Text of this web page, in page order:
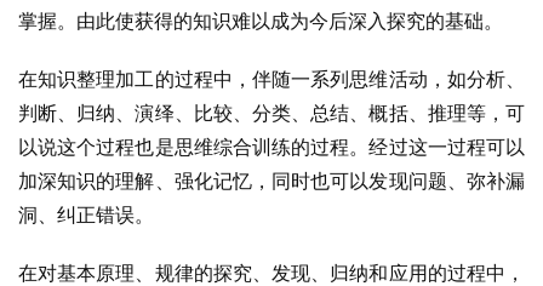
掌握。由此使获得的知识难以成为今后深入探究的基础。
在知识整理加工的过程中，伴随一系列思维活动，如分析、
判断、归纳、演绎、比较、分类、总结、概括、推理等，可
以说这个过程也是思维综合训练的过程。经过这一过程可以
加深知识的理解、强化记忆，同时也可以发现问题、弥补漏
洞、纠正错误。
在对基本原理、规律的探究、发现、归纳和应用的过程中，